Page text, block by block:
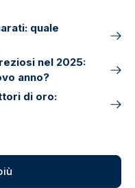
quale
nel 2025:
anno?
di oro: